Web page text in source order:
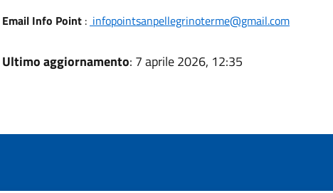
Email Info Point: infopointsanpellegrinoterme@gmail.com
Ultimo aggiornamento: 7 aprile 2026, 12:35